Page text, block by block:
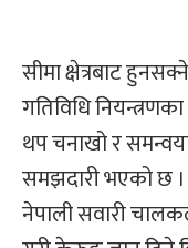
सीमा क्षेत्रबाट
गतिविधि
थप चनाखो र
समझदारी भएको छ
नेपाली सवारी